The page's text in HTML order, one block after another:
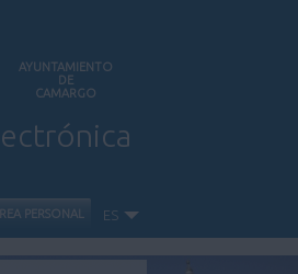
AYUNTAMIENTO
DE
CAMARGO
INICIO
PÚBLICA
PERSONAL ES